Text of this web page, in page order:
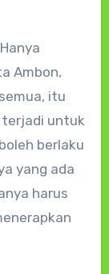
Ambon,
itu
terjadi untuk
berlaku
yang ada
harus